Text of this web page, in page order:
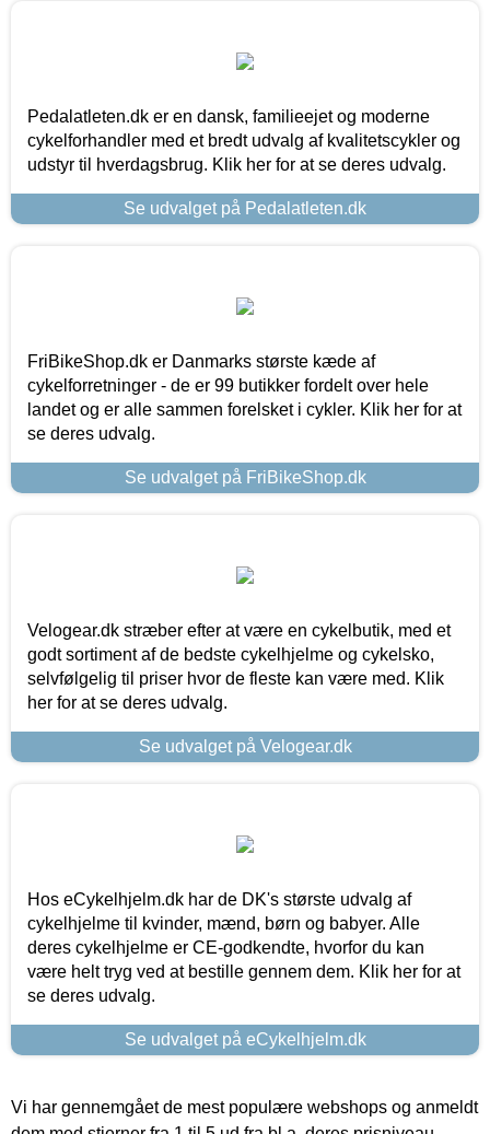
Pedalatleten.dk er en dansk, familieejet og moderne
cykelforhandler med et bredt udvalg af kvalitetscykler og
udstyr til hverdagsbrug. Klik her for at se deres udvalg.
Se udvalget på Pedalatleten.dk
FriBikeShop.dk er Danmarks største kæde af
cykelforretninger - de er 99 butikker fordelt over hele
landet og er alle sammen forelsket i cykler. Klik her for at
se deres udvalg.
Se udvalget på FriBikeShop.dk
Velogear.dk stræber efter at være en cykelbutik, med et
godt sortiment af de bedste cykelhjelme og cykelsko,
selvfølgelig til priser hvor de fleste kan være med. Klik
her for at se deres udvalg.
Se udvalget på Velogear.dk
Hos eCykelhjelm.dk har de DK's største udvalg af
cykelhjelme til kvinder, mænd, børn og babyer. Alle
deres cykelhjelme er CE-godkendte, hvorfor du kan
være helt tryg ved at bestille gennem dem. Klik her for at
se deres udvalg.
Se udvalget på eCykelhjelm.dk
Vi har gennemgået de mest populære webshops og anmeldt